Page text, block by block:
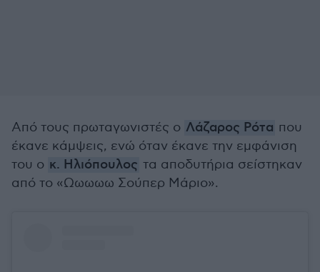
Από τους πρωταγωνιστές ο Λάζαρος Ρότα που
έκανε κάμψεις, ενώ όταν έκανε την εμφάνιση
του ο κ. Ηλιόπουλος τα αποδυτήρια σείστηκαν
από το «Ωωωωω Σούπερ Μάριο».